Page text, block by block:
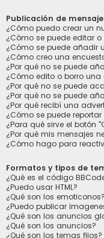
Publicación de
¿Cómo puedo crear un
¿Cómo se puede editar
¿Cómo se puede añadir
¿Cómo creo una
¿Por qué no se puede
¿Cómo edito o borro una
¿Por qué no se puede
¿Por qué no se puede
¿Por qué recibí una
¿Cómo se puede
¿Para qué sirve el botón
¿Por qué mis mensajes
¿Cómo hago para
Formatos y tipos de
¿Qué es el código
¿Puedo usar HTML?
¿Qué son los emoticonos?
¿Puedo publicar
¿Qué son los anuncios
¿Qué son los anuncios?
¿Qué son los temas fijos?